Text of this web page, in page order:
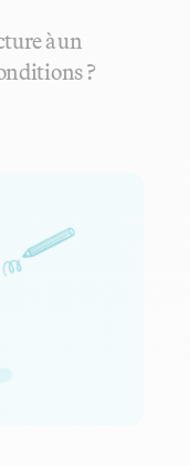
à un
?